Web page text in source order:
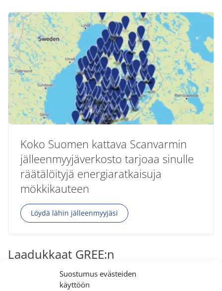
Suostumus evästeiden
käyttöön
Koko Suomen kattava Scanvarmin
jälleenmyyjäverkosto tarjoaa sinulle
räätälöityjä energiaratkaisuja
mökkikauteen
Löydä lähin jälleenmyyjäsi
Laadukkaat GREE:n
ilmalämpöpumput mökille
Markkinoilla on useita erinomaisia